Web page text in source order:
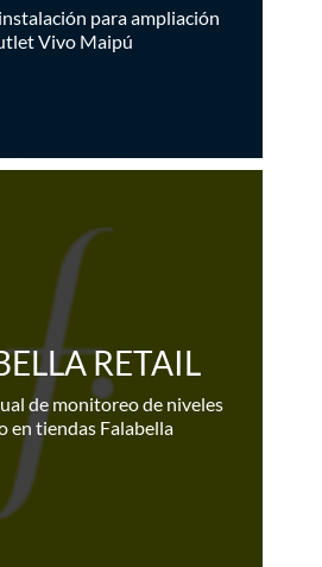
para ampliación
Vivo Maipú
RETAIL
de monitoreo de niveles
en tiendas Falabella